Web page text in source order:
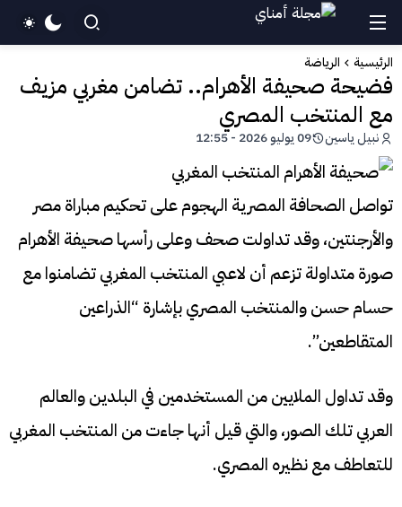
الرئيسية الرياضة
فضيحة صحيفة الأهرام.. تضامن مغربي مزيف
مع المنتخب المصري
نبيل ياسين 09 يوليو 2026 - 12:55
تواصل الصحافة المصرية الهجوم على تحكيم مباراة مصر
والأرجنتين، وقد تداولت صحف وعلى رأسها صحيفة الأهرام
صورة متداولة تزعم أن لاعبي المنتخب المغربي تضامنوا مع
حسام حسن والمنتخب المصري بإشارة “الذراعين
المتقاطعين”.
وقد تداول الملايين من المستخدمين في البلدين والعالم
العربي تلك الصور، والتي قيل أنها جاءت من المنتخب المغربي
للتعاطف مع نظيره المصري.